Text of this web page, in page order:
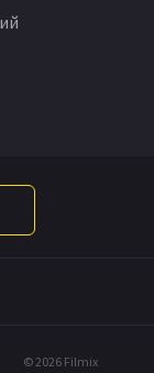
© 2026 Filmix